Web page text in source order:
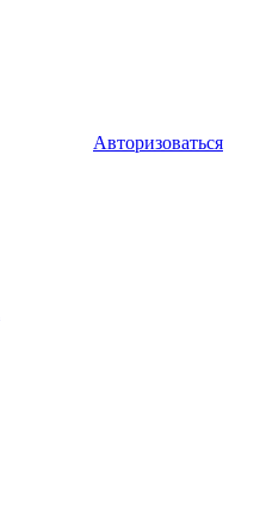
Авторизоваться